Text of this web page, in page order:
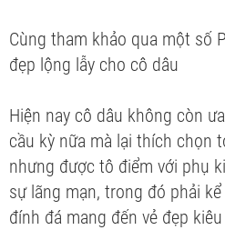
Cùng tham khảo qua một số
đẹp lộng lẫy cho cô dâu
Hiện nay cô dâu không còn
cầu kỳ nữa mà lại thích chọn
nhưng được tô điểm với phụ
sự lãng mạn, trong đó phải
đính đá mang đến vẻ đẹp